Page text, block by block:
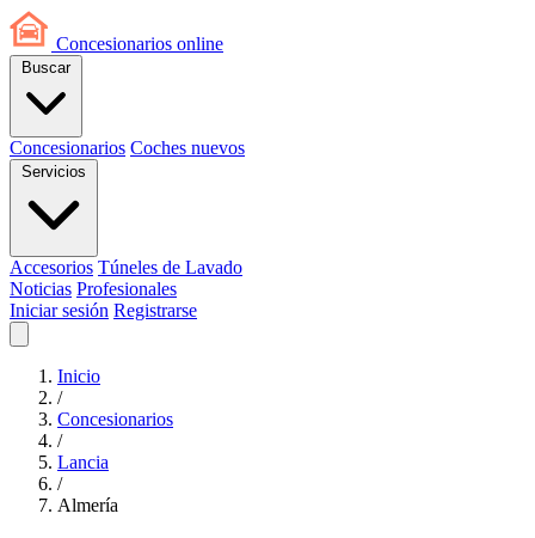
Concesionarios online
Buscar
Concesionarios Coches nuevos
Servicios
Accesorios Túneles de Lavado
Noticias Profesionales
Iniciar sesión Registrarse
Inicio
/
Concesionarios
/
Lancia
/
Almería